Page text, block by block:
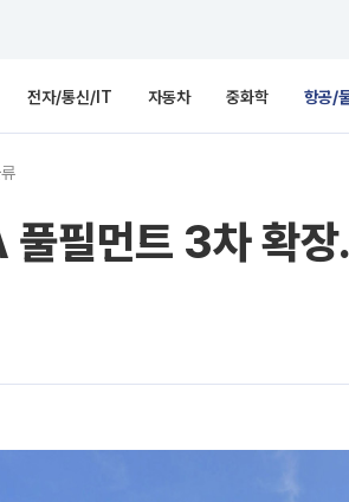
전자/통신/IT 자동차 중화학 항공/
필먼트 3차 확